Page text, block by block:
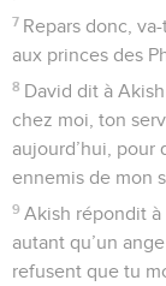
7 Repars donc,
aux princes des
8 David dit à
chez moi, ton
aujourd’hui, pour
ennemis de mon
9 Akish répondit à
autant qu’un
refusent que tu